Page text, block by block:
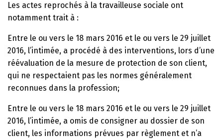
Les actes reprochés à la travailleuse sociale ont
notamment trait à :
Entre le ou vers le 18 mars 2016 et le ou vers le 29 juillet
2016, l’intimée, a procédé à des interventions, lors d’une
réévaluation de la mesure de protection de son client,
qui ne respectaient pas les normes généralement
reconnues dans la profession;
Entre le ou vers le 18 mars 2016 et le ou vers le 29 juillet
2016, l’intimée, a omis de consigner au dossier de son
client, les informations prévues par règlement et n’a